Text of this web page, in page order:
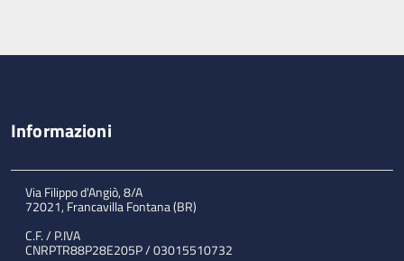
Informazioni
Via Filippo d'Angiò, 8/A
72021, Francavilla Fontana (BR)
C.F. / P.IVA
CNRPTR88P28E205P / 03015510732